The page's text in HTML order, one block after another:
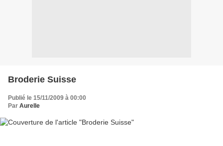
Broderie Suisse
Publié le 15/11/2009 à 00:00
Par Aurelle